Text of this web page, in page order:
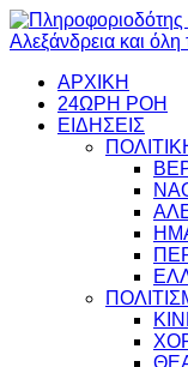
ΑΡΧΙΚΗ
24ΩΡΗ ΡΟΗ
ΕΙΔΗΣΕΙΣ